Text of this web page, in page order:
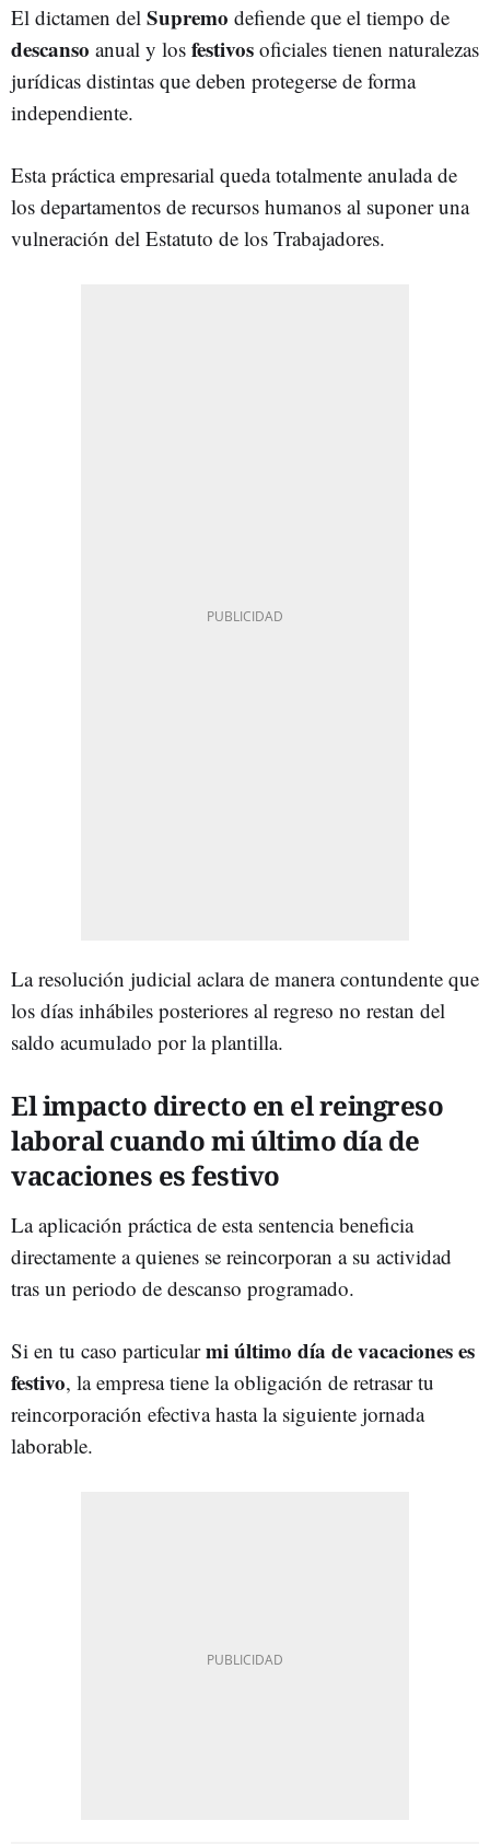
El dictamen del Supremo defiende que el tiempo de
descanso anual y los festivos oficiales tienen naturalezas
jurídicas distintas que deben protegerse de forma
independiente.
Esta práctica empresarial queda totalmente anulada de
los departamentos de recursos humanos al suponer una
vulneración del Estatuto de los Trabajadores.
La resolución judicial aclara de manera contundente que
los días inhábiles posteriores al regreso no restan del
saldo acumulado por la plantilla.
El impacto directo en el reingreso
laboral cuando mi último día de
vacaciones es festivo
La aplicación práctica de esta sentencia beneficia
directamente a quienes se reincorporan a su actividad
tras un periodo de descanso programado.
Si en tu caso particularmi último día de vacaciones es
festivo, la empresa tiene la obligación de retrasar tu
reincorporación efectiva hasta la siguiente jornada
laborable.